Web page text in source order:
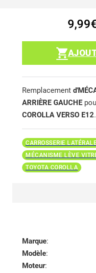
9,99
Remplacement
ARRIÈRE GAUCHE
COROLLA VERSO E12.
CARROSSERIE
MÉCANISME LÈVE
TOYOTA COROLLA
Marque:
Modèle:
Moteur: